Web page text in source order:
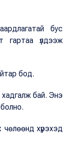
бус
гартаа үлдээж
бод.
хадгалж бай. Энэ
чөлөөнд хүрэхэд